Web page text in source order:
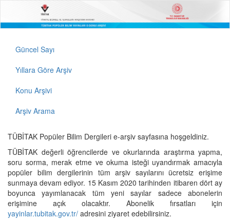
Güncel Sayı
Yıllara Göre Arşiv
Konu Arşivi
Arşiv Arama
TÜBİTAK Popüler Bilim Dergileri e-arşiv sayfasına hoşgeldiniz.
TÜBİTAK değerli öğrencilerde ve okurlarında araştırma yapma,
soru sorma, merak etme ve okuma isteği uyandırmak amacıyla
popüler bilim dergilerinin tüm arşiv sayılarını ücretsiz erişime
sunmaya devam ediyor. 15 Kasım 2020 tarihinden itibaren dört ay
boyunca yayımlanacak tüm yeni sayılar sadece abonelerin
erişimine açık olacaktır. Abonelik fırsatları için
yayinlar.tubitak.gov.tr/ adresini ziyaret edebilirsiniz.